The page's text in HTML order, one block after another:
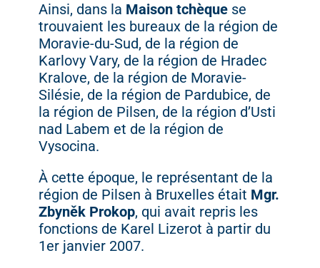
Ainsi, dans la Maison tchèque se
trouvaient les bureaux de la région de
Moravie-du-Sud, de la région de
Karlovy Vary, de la région de Hradec
Kralove, de la région de Moravie-
Silésie, de la région de Pardubice, de
la région de Pilsen, de la région d’Usti
nad Labem et de la région de
Vysocina.
À cette époque, le représentant de la
région de Pilsen à Bruxelles était Mgr.
Zbyněk Prokop, qui avait repris les
fonctions de Karel Lizerot à partir du
1er janvier 2007.